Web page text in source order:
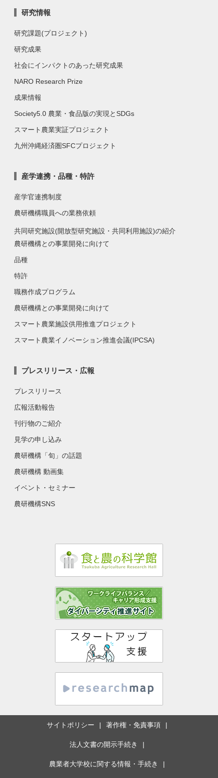
研究情報
研究課題(プロジェクト)
研究成果
社会にインパクトのあった研究成果
NARO Research Prize
成果情報
Society5.0 農業・食品版の実現とSDGs
スマート農業実証プロジェクト
九州沖縄経済圏SFCプロジェクト
産学連携・品種・特許
産学官連携制度
農研機構職員への業務依頼
共同研究施設(開放型研究施設・共同利用施設)の紹介
農研機構との事業開発に向けて
品種
特許
職務作成プログラム
農研機構との事業開発に向けて
スマート農業施設供用推進プロジェクト
スマート農業イノベーション推進会議(IPCSA)
プレスリリース・広報
プレスリリース
広報活動報告
刊行物のご紹介
見学の申し込み
農研機構「旬」の話題
農研機構 動画集
イベント・セミナー
農研機構SNS
サイトポリシー 著作権・免責事項
法人文書の開示手続き
農業者大学校に関する情報・手続き